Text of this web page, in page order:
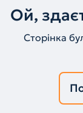
Ой,
Сторінка